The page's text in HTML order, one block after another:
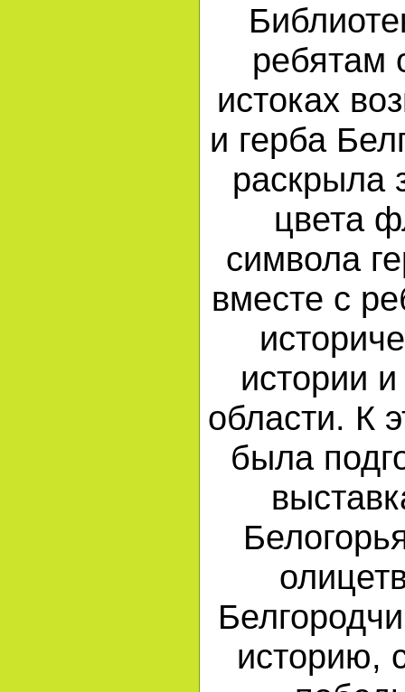
ребятам
истоках
и герба
раскрыла
цвета
символа
вместе с
истории
области. К
была
историю,